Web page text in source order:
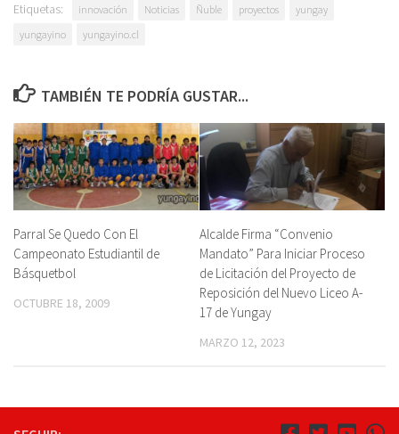
Etiquetas: innovación Noticias Ñuble proyectos
yungay
yungayino
yungayino.cl
TAMBIÉN TE PODRÍA GUSTAR...
Parral Se Quedo Con El
Campeonato Estudiantil de
Básquetbol
OCTUBRE 18, 2009
Alcalde Firma “Convenio
Mandato” Para Iniciar Proceso
de Licitación del Proyecto de
Reposición del Nuevo Liceo A-
17 de Yungay
MARZO 12, 2023